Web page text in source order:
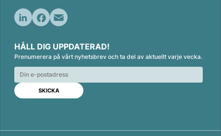
n
k
e
d
n
c
e
b
o
o
k
a
i
l
HÅLL DIG UPPDATERAD!
Prenumerera på vårt nyhetsbrev och ta del av aktuellt varje vecka.